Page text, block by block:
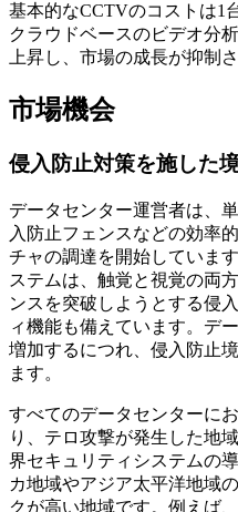
基本的なCCTVのコストは1
クラウドベースのビデオ分
上昇し、市場の成長が抑制
市場機会
侵入防止対策を施した
データセンター運営者は、
入防止フェンスなどの効率
チャの調達を開始していま
ステムは、触覚と視覚の両
ンスを突破しようとする侵
ィ機能も備えています。デ
増加するにつれ、侵入防止
ます。
すべてのデータセンターに
り、テロ攻撃が発生した地
界セキュリティシステムの
カ地域やアジア太平洋地域
クが高い地域です。例えば